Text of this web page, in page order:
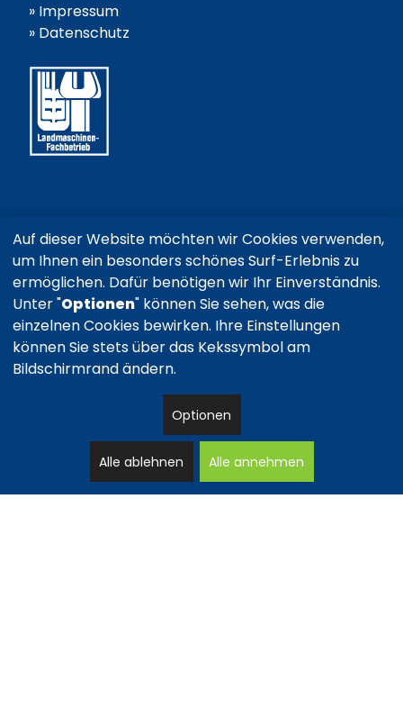
» Impressum
» Datenschutz
Auf dieser Website möchten wir Cookies verwenden,
um Ihnen ein besonders schönes Surf-Erlebnis zu
ermöglichen. Dafür benötigen wir Ihr Einverständnis.
Unter "Optionen" können Sie sehen, was die
einzelnen Cookies bewirken. Ihre Einstellungen
können Sie stets über das Kekssymbol am
Bildschirmrand ändern.
Optionen
Alle ablehnen Alle annehmen